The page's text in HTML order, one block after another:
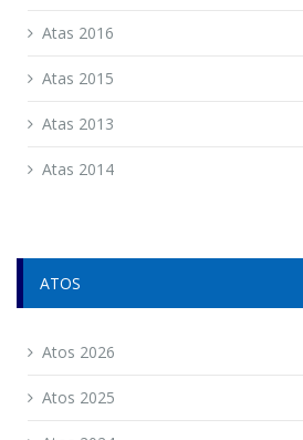
Atas 2016
Atas 2015
Atas 2013
Atas 2014
ATOS
Atos 2026
Atos 2025